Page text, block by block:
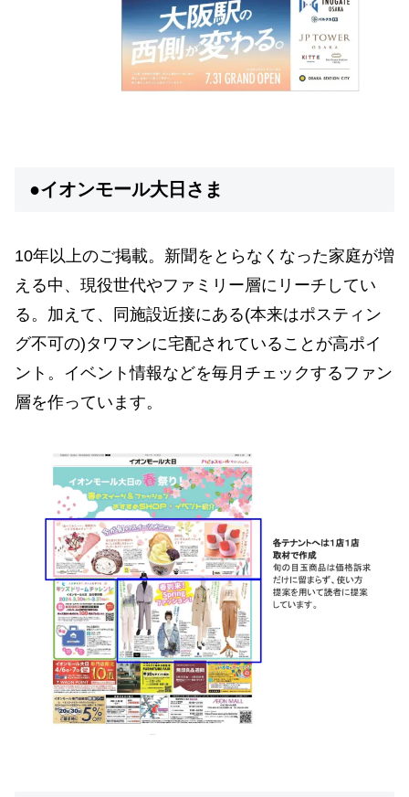
●イオンモール大日さま
10年以上のご掲載。新聞をとらなくなった家庭が増
える中、現役世代やファミリー層にリーチしてい
る。加えて、同施設近接にある(本来はポスティン
グ不可の)タワマンに宅配されていることが高ポイ
ント。イベント情報などを毎月チェックするファン
層を作っています。